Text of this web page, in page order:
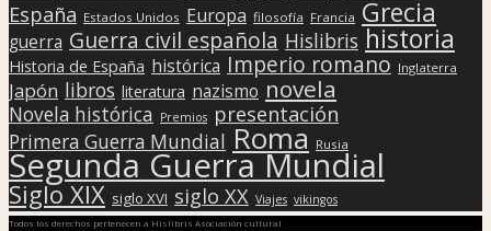
España Estados Unidos Europa filosofía Francia Grecia
guerra Guerra civil española Hislibris historia
Historia de España histórica Imperio romano Inglaterra
Japón libros literatura nazismo novela
Novela histórica Premios presentación
Primera Guerra Mundial Roma Rusia
Segunda Guerra Mundial
Siglo XIX siglo XVI siglo XX Viajes vikingos
Todos los derechos pertenecen a Hislibris Asociación cultural